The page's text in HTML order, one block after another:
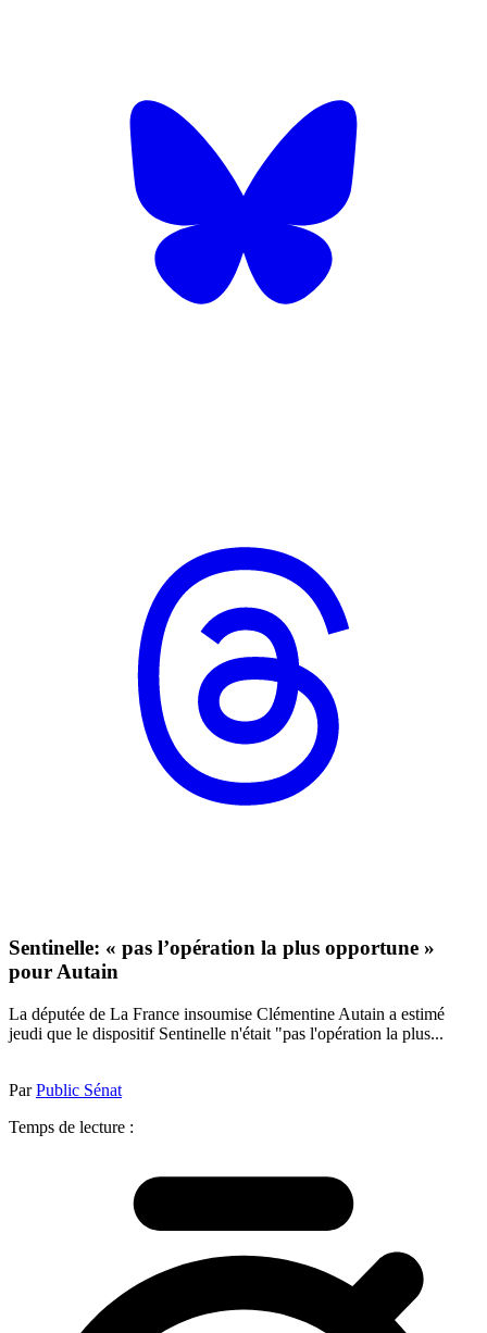
Sentinelle: « pas l’opération la plus opportune »
pour Autain
La députée de La France insoumise Clémentine Autain a estimé
jeudi que le dispositif Sentinelle n'était "pas l'opération la plus...
ParPublic Sénat
Temps de lecture :